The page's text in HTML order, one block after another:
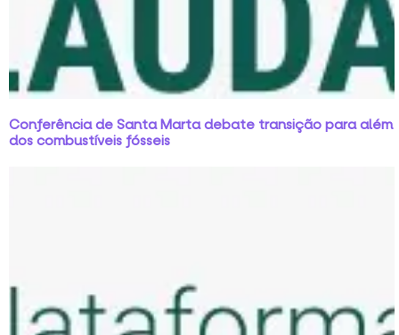
Conferência de Santa Marta debate transição para além
dos combustíveis fósseis